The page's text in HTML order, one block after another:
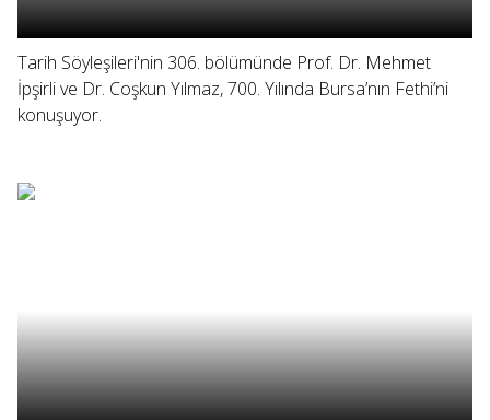
Tarih Söyleşileri'nin 306. bölümünde Prof. Dr. Mehmet
İpşirli ve Dr. Coşkun Yılmaz, 700. Yılında Bursa’nın Fethi’ni
konuşuyor.